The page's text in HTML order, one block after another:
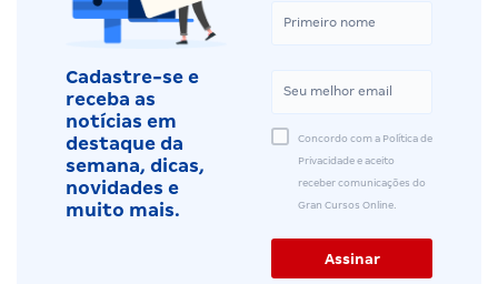
Cadastre-se e
receba as
notícias em
destaque da
semana, dicas,
novidades e
muito mais.
Concordo com a Política de
Privacidade e aceito
receber comunicações do
Gran Cursos Online.